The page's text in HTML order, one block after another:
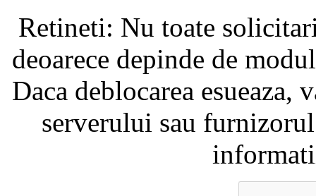
Retineti: Nu toate
deoarece depinde de
Daca deblocarea
serverului sau